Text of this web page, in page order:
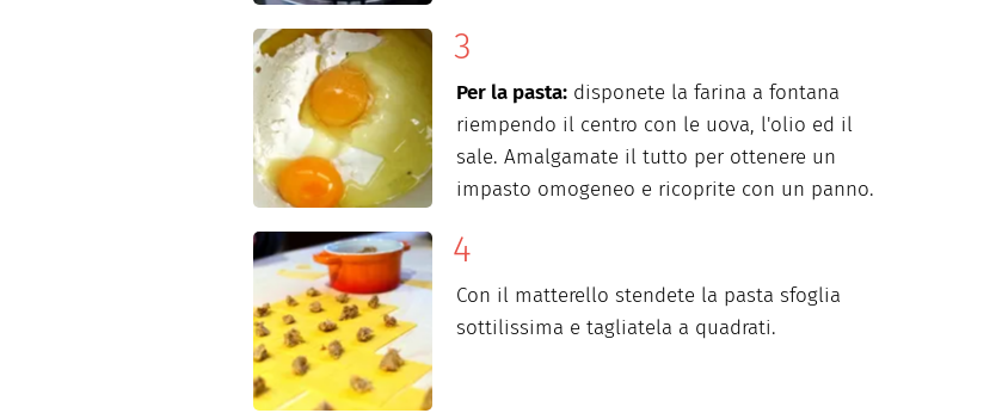
Per la pasta: disponete la farina a fontana
riempendo il centro con le uova, l'olio ed il
sale. Amalgamate il tutto per ottenere un
impasto omogeneo e ricoprite con un panno.
Con il matterello stendete la pasta sfoglia
sottilissima e tagliatela a quadrati.